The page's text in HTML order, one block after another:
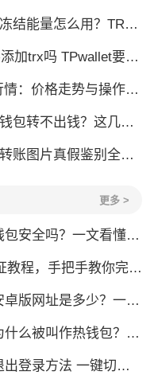
怎么用？TRX冻结获取能量详解
TPwallet要不要充TRX？一文说清
：价格走势与操作建议
出钱？这几种情况你可能遇到过
图片真假鉴别全攻略
更多 >
全吗？一文看懂真实风险
，手把手教你完成身份验证
址是多少？一文教你安全下载
叫作热钱包？一文讲清楚
方法 一键切换账号超简单